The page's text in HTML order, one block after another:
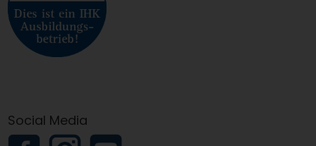
Social Media